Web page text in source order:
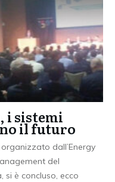
i sistemi
il futuro
dall’Energy
del
si è concluso, ecco